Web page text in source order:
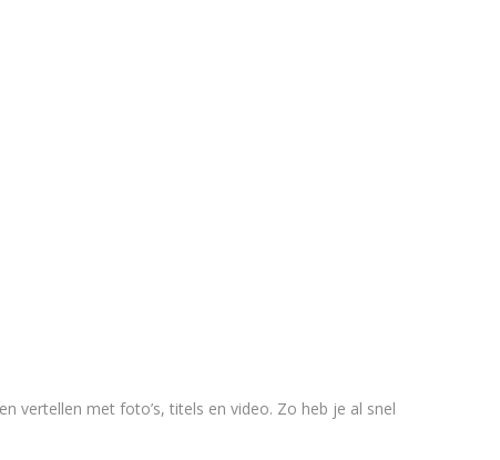
vertellen met foto’s, titels en video. Zo heb je al snel